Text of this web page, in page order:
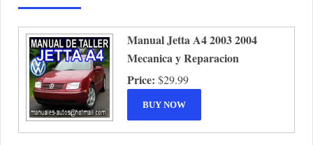
Manual Jetta A4 2003 2004
Mecanica y Reparacion
Price: $29.99